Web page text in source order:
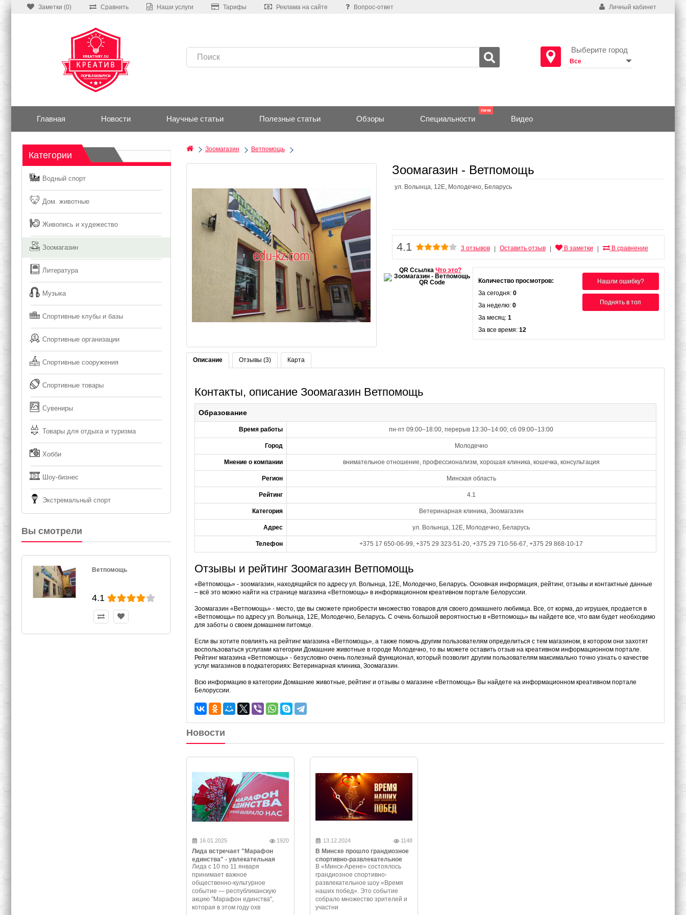
Заметки (0) Сравнить Наши услуги Тарифы Реклама на сайте Вопрос-ответ Личный кабинет
Выберите город
Главная Новости Научные статьи Полезные статьи Обзоры Специальности Видео
Категории
Водный спорт
Дом. животные
Живопись и худежество
Зоомагазин
Литература
Музыка
Спортивные клубы и базы
Спортивные организации
Спортивные сооружения
Спортивные товары
Сувениры
Товары для отдыха и туризма
Хобби
Шоу-бизнес
Экстремальный спорт
Вы смотрели
Ветпомощь
4.1
Зоомагазин Ветпомощь
Зоомагазин - Ветпомощь
ул. Волынца, 12Е, Молодечно, Беларусь
4.1 3 отзывов Оставить отзыв В заметки В сравнение
QR Ссылка Что это?
Нашли ошибку?
Поднять в топ
Количество просмотров:
За сегодня: 0
За неделю: 0
За месяц: 1
За все время: 12
Описание Отзывы (3) Карта
Контакты, описание Зоомагазин Ветпомощь
Образование
Время работы пн-пт 09:00–18:00, перерыв 13:30–14:00; сб 09:00–13:00
Город Молодечно
Мнение о компании внимательное отношение, профессионализм, хорошая клиника, кошечка, консультация
Регион Минская область
Рейтинг 4.1
Категория Ветеринарная клиника, Зоомагазин
Адрес ул. Волынца, 12Е, Молодечно, Беларусь
Телефон +375 17 650-06-99, +375 29 323-51-20, +375 29 710-56-67, +375 29 868-10-17
Отзывы и рейтинг Зоомагазин Ветпомощь
«Ветпомощь» - зоомагазин, находящийся по адресу ул. Волынца, 12Е, Молодечно, Беларусь. Основная информация, рейтинг, отзывы и контактные данные
– всё это можно найти на странице магазина «Ветпомощь» в информационном креативном портале Белоруссии.
Зоомагазин «Ветпомощь» - место, где вы сможете приобрести множество товаров для своего домашнего любимца. Все, от корма, до игрушек, продается в
«Ветпомощь» по адресу ул. Волынца, 12Е, Молодечно, Беларусь. С очень большой вероятностью в «Ветпомощь» вы найдете все, что вам будет необходимо
для заботы о своем домашнем питомце.
Если вы хотите повлиять на рейтинг магазина «Ветпомощь», а также помочь другим пользователям определиться с тем магазином, в котором они захотят
воспользоваться услугами категории Домашние животные в городе Молодечно, то вы можете оставить отзыв на креативном информационном портале.
Рейтинг магазина «Ветпомощь» - безусловно очень полезный функционал, который позволит другим пользователям максимально точно узнать о качестве
услуг магазинов в подкатегориях: Ветеринарная клиника, Зоомагазин.
Всю информацию в категории Домашние животные, рейтинг и отзывы о магазине «Ветпомощь» Вы найдете на информационном креативном портале
Белоруссии.
Новости
16.01.2025 1920
Лида встречает "Марафон
единства" - увлекательная
программа и незабываемые
события
Лида с 10 по 11 января
принимает важное
общественно-культурное
событие — республиканскую
акцию "Марафон единства",
которая в этом году охв
13.12.2024 1148
В Минске прошло грандиозное
спортивно-развлекательное
шоу «Время наших побед»
В «Минск-Арене» состоялось
грандиозное спортивно-
развлекательное шоу «Время
наших побед». Это событие
собрало множество зрителей и
участни